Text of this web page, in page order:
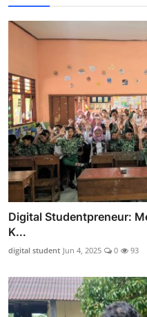
Digital Studentpreneur:
K...
digital student Jun 4, 2025 0 93